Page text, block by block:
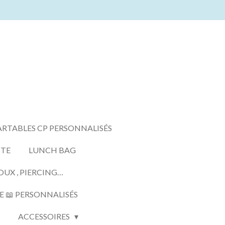
CP PERSONNALISÉS
LUNCH BAG
, PIERCING…
📖 PERSONNALISÉS
ACCESSOIRES